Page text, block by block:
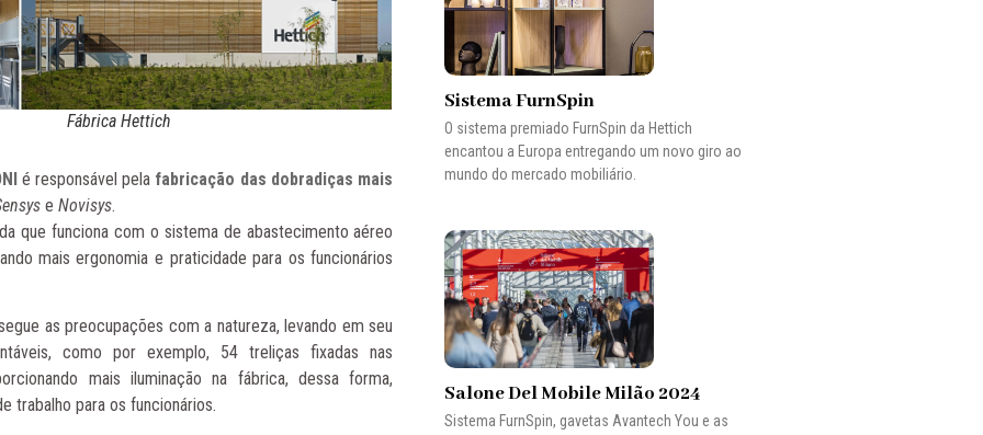
Sistema FurnSpin
O sistema premiado FurnSpin da Hettich
encantou a Europa entregando um novo giro ao
mundo do mercado mobiliário.
Salone Del Mobile Milão 2024
Sistema FurnSpin, gavetas Avantech You e as
Fábrica Hettich
é responsável pela fabricação das dobradiças mais
eNovisys.
que funciona com o sistema de abastecimento aéreo
mais ergonomia e praticidade para os funcionários
as preocupações com a natureza, levando em seu
como por exemplo, 54 treliças fixadas nas
mais iluminação na fábrica, dessa forma,
trabalho para os funcionários.